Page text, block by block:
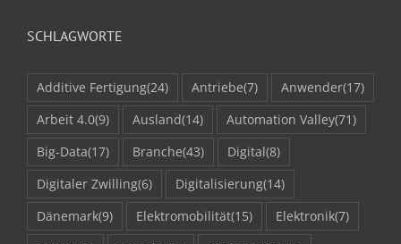
SCHLAGWORTE
Additive Fertigung(24) Antriebe(7) Anwender(17)
Arbeit 4.0(9) Ausland(14) Automation Valley(71)
Big-Data(17) Branche(43) Digital(8)
Digitaler Zwilling(6) Digitalisierung(14)
Dänemark(9) Elektromobilität(15) Elektronik(7)